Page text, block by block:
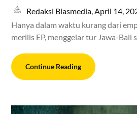
Redaksi Biasmedia,April 14,
Hanya dalam waktu kurang dari
merilis EP, menggelar tur Jawa-Bali
Continue Reading